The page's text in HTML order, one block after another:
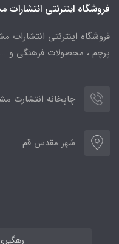
فروشگاه اینترنتی انتشارات
فروشگاه اینترنتی انتشارات
پرچم ، محصولات فرهنگی و ...
چاپخانه انتشارت مشهور
شهر مقدس قم